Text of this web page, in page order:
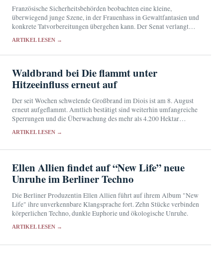
Französische Sicherheitsbehörden beobachten eine kleine,
überwiegend junge Szene, in der Frauenhass in Gewaltfantasien und
konkrete Tatvorbereitungen übergehen kann. Der Senat verlangt
Nachrichtendiensten.
ARTIKEL LESEN →
Waldbrand bei Die flammt unter
Hitzeeinfluss erneut auf
Der seit Wochen schwelende Großbrand im Diois ist am 8. August
erneut aufgeflammt. Amtlich bestätigt sind weiterhin umfangreiche
Sperrungen und die Überwachung des mehr als 4.200 Hektar
ARTIKEL LESEN →
Ellen Allien findet auf “New Life” neue
Unruhe im Berliner Techno
Die Berliner Produzentin Ellen Allien führt auf ihrem Album "New
Life" ihre unverkennbare Klangsprache fort. Zehn Stücke verbinden
körperlichen Techno, dunkle Euphorie und ökologische Unruhe.
ARTIKEL LESEN →